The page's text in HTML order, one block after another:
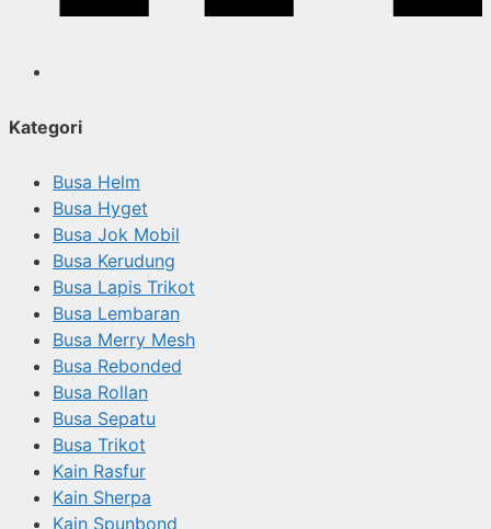
Kategori
Busa Helm
Busa Hyget
Busa Jok Mobil
Busa Kerudung
Busa Lapis Trikot
Busa Lembaran
Busa Merry Mesh
Busa Rebonded
Busa Rollan
Busa Sepatu
Busa Trikot
Kain Rasfur
Kain Sherpa
Kain Spunbond